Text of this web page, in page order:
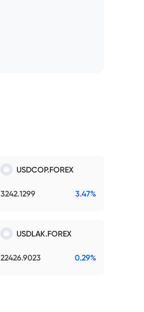
USDCOP.FOREX
3242.1299 3.47%
USDLAK.FOREX
22426.9023 0.29%